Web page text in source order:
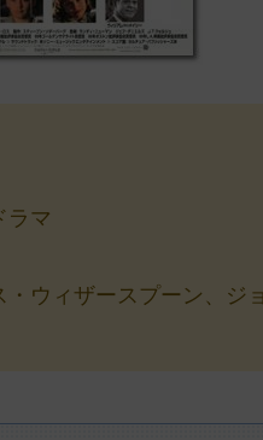
ラマ
ウィザースプーン、ジ